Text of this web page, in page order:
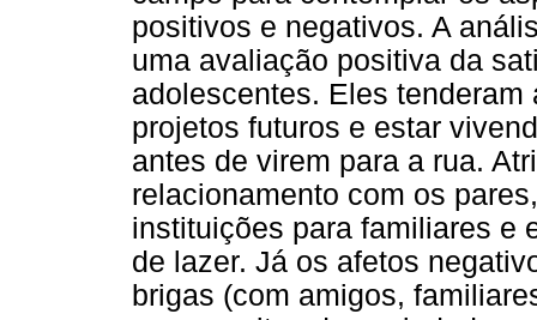
positivos e negativos. A
uma avaliação positiva da
adolescentes. Eles
projetos futuros e estar
antes de virem para a rua.
relacionamento com os
instituições para familiares e
de lazer. Já os afetos
brigas (com amigos,